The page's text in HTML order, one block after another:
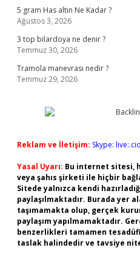
5 gram Has altın Ne Kadar ?
Ağustos 3, 2026
3 top bilardoya ne denir ?
Temmuz 30, 2026
Tramola manevrası nedir ?
Temmuz 29, 2026
Reklam ve İletişim: Skype:
Yasal Uyarı: Bu internet sitesi,
veya şahıs şirketi ile hiçbir
Sitede yalnızca kendi
paylaşılmaktadır. Burada yer
taşımamakta olup, gerçek
paylaşım yapılmamaktadır.
benzerlikleri tamamen
taslak halindedir ve tavsiye